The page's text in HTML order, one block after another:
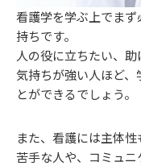
看護学を学ぶ上でま
持ちです。
人の役に立ちたい、
気持ちが強い人ほど
とができるでしょう。
また、看護には主体
苦手な人や、コミュ